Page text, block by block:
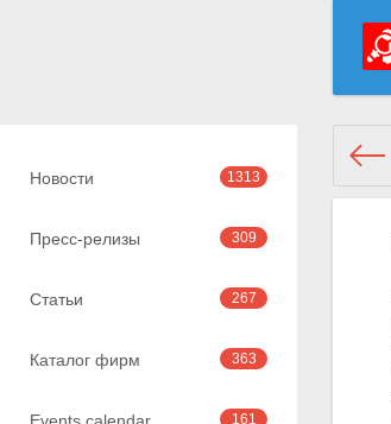
Новости 1313
Пресс-релизы 309
Статьи 267
Каталог фирм 363
161